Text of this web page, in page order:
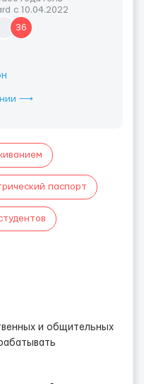
с 10.04.2022
36
⟶
паспорт
и общительных